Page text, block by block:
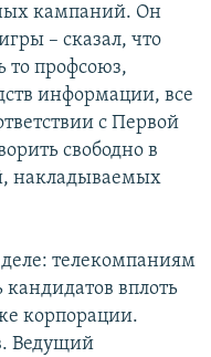
кампаний. Он
– сказал, что
то профсоюз,
информации, все
с Первой
свободно в
накладываемых
телекомпаниям
вплоть
корпорации.
Ведущий